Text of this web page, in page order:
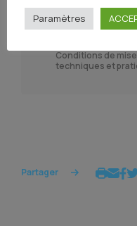
Annuaire des
Occitanie
Conditions de
techniques et
Partager
Paramètres